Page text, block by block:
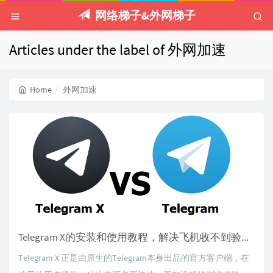
网络梯子&外网梯子
Articles under the label of 外网加速
Home 外网加速
Telegram X的安装和使用教程，解决飞机收不到验证码的问题！
Telegram X 正是由原生的Telegram本身出品的官方客户端，在